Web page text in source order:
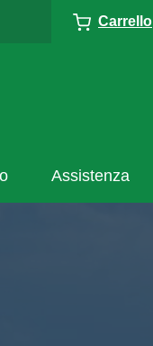
Carrello
Assistenza